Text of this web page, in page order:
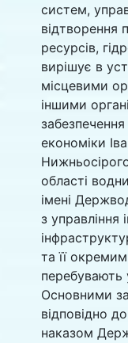
систем,
відтворення
ресурсів,
вирішує в
місцевими
іншими
економіки
області
імені
з управління
та її
перебувають
Основними
відповідно
наказом